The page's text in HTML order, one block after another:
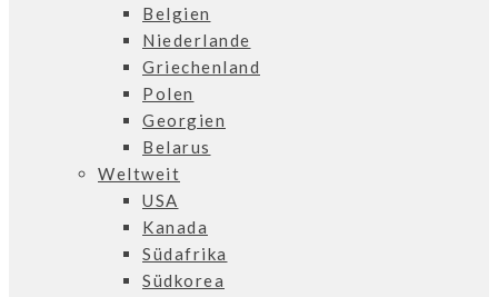
Belgien
Niederlande
Griechenland
Polen
Georgien
Belarus
Weltweit
USA
Kanada
Südafrika
Südkorea